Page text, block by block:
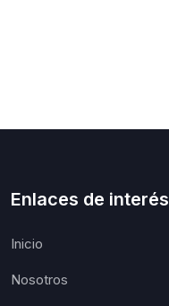
Enlaces de interés
Inicio
Nosotros